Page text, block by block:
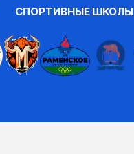
СПОРТИВНЫЕ ШКОЛЫ